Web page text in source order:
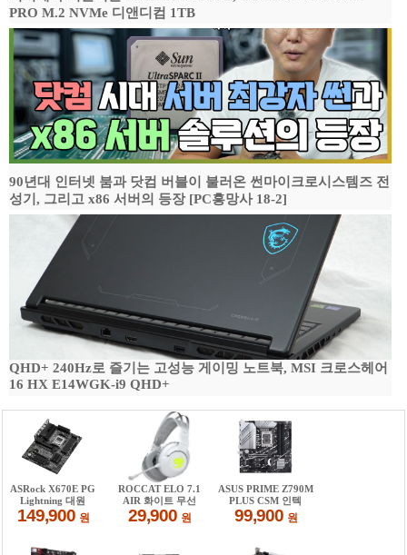
PRO M.2 NVMe 디앤디컴 1TB
90년대 인터넷 붐과 닷컴 버블이 불러온 썬마이크로시스템즈 전
성기, 그리고 x86 서버의 등장 [PC흥망사 18-2]
QHD+ 240Hz로 즐기는 고성능 게이밍 노트북, MSI 크로스헤어
16 HX E14WGK-i9 QHD+